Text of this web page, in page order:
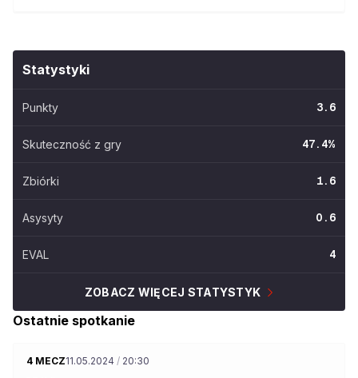
Statystyki
Punkty 3.6
Skuteczność z gry 47.4%
Zbiórki 1.6
Asysyty 0.6
EVAL 4
ZOBACZ WIĘCEJ STATYSTYK
Ostatnie spotkanie
4 MECZ11.05.2024 / 20:30